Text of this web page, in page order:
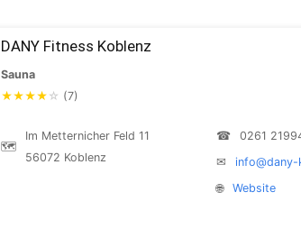
DANY Fitness Koblenz
Sauna
★★★★ ☆ (7)
🗺
Im Metternicher Feld 11
56072 Koblenz
☎
0261
✉
🌐
Website